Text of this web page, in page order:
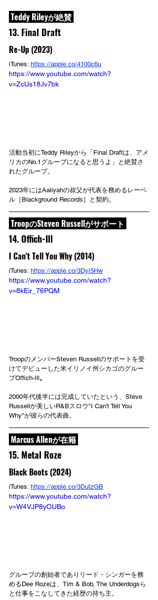
Teddy Rileyが絶賛
13. Final Draft
Re-Up (2023)
iTunes: https://apple.co/4100c6u
https://www.youtube.com/watch?
v=ZcUs18Jv7bk
活動当初にTeddy Rileyから「Final Draftは、アメ
リカのNo.1グループになると思うよ」と絶賛さ
れたグループ。
2023年にはAaliyahの叔父が代表を務めるレーベ
ル［Blackground Records］と契約。
TroopのSteven Russellがサポート
14. Offich-Ill
I Can't Tell You Why (2014)
iTunes: https://apple.co/3DyI5Hw
https://www.youtube.com/watch?
v=8kEir_76PQM
TroopのメンバーSteven Russellのサポートを受
けてデビューした米イリノイ州シカゴのグルー
プOffich-Ill。
2000年代後半には完成していたという、Steve
Russellが美しいR&Bスロウ"I Can't Tell You
Why"が彼らの代表曲。
Marcus Allenが在籍
15. Metal Roze
Black Boots (2024)
iTunes: https://apple.co/3DutzGB
https://www.youtube.com/watch?
v=W4VJP8yOUBo
グループの創始者でありリード・シンガーを務
めるDee Rozeは、Tim & Bob, The Underdogsら
と仕事をこなしてきた経歴の持ち主。